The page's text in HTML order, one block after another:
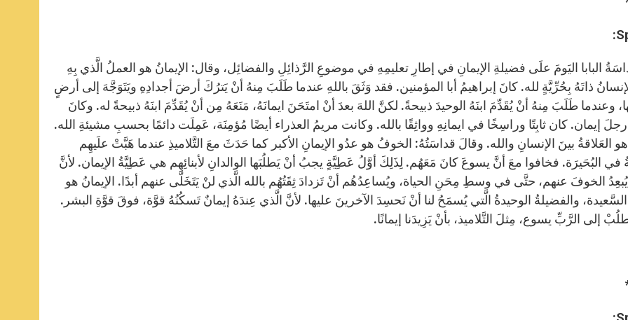
البابا اليَومَ علَى فضيلةِ الإيمانِ في إطارِ تعليمِهِ في موضوعِ الرَّذائِلِ والفضائِل، وقال: الإيمانُ هو العملُ الَّذي بِهِ
ذاتَهُ بِحُرِّيَّةٍ لله. كانَ إبراهيمُ أبا المؤمنين. فقد وَثَقَ باللهِ عندما طَلَبَ مِنهُ أنْ يَترُكَ أرضَ أجدادِهِ ويَتَوَجَّهَ إلى أرضٍ
وعندما طَلَبَ مِنهُ أنْ يُقَدِّمَ ابنَهُ الوحيدَ ذبيحةً. لكنَّ اللهَ بعدَ أنْ امتَحَنَ ايمانَهُ، مَنَعَهُ مِن أنْ يُقَدِّمَ ابنَهُ ذبيحةً له. وكانَ
إيمان. كان ثابِتًا وراسِخًا في ايمانِهِ وواثِقًا بالله. وكانت مريمُ العذراء أيضًا مُؤمِنَة، عَمِلَت دائمًا بحسبِ مشيئةِ الله.
هو العَلاقةُ بينَ الإنسانِ والله. وقالَ قداسَتُهُ: الخوفُ هو عدُو الإيمانِ الأكبر كما حَدَثَ معَ التَّلاميذِ عندما هَبَّتْ علَيهِم
في البُحَيرَة. فخافوا معَ أنَّ يسوعَ كانَ مَعَهُم. لِذَلِكَ أوَّلُ عَطِيَّةٍ يجبُ أنْ يَطلُبَها الوالدانِ لأبنائِهِم هي عَطِيَّةُ الإيمان. لأنَّ
يُبعِدُ الخوفَ عنهم، حتَّى في وسطِ مِحَنِ الحياة، ويُساعِدُهُم أنْ تَزدادَ ثِقَتُهُم بالله الَّذي لنْ يَتَخَلَّى عنهم أبدًا. الإيمانُ هو
والفضيلةُ الوحيدةُ الَّتي يُسمَحُ لنا أنْ نَحسِدَ الآخرينَ عليها. لأنَّ الَّذي عِندَهُ إيمانٌ تَسكُنُهُ قوَّة، فوقَ قوَّةِ البشر.
إلى الرَّبِّ يسوع، مِثلَ التَّلاميذ، بأنْ يَزِيدَنا إيمانًا.